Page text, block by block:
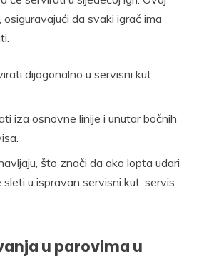
da svaki igrač ima
dijagonalno u servisni kut
iza osnovne linije i unutar bočnih
što znači da ako lopta udari
sleti u ispravan servisni kut, servis
u parovima u